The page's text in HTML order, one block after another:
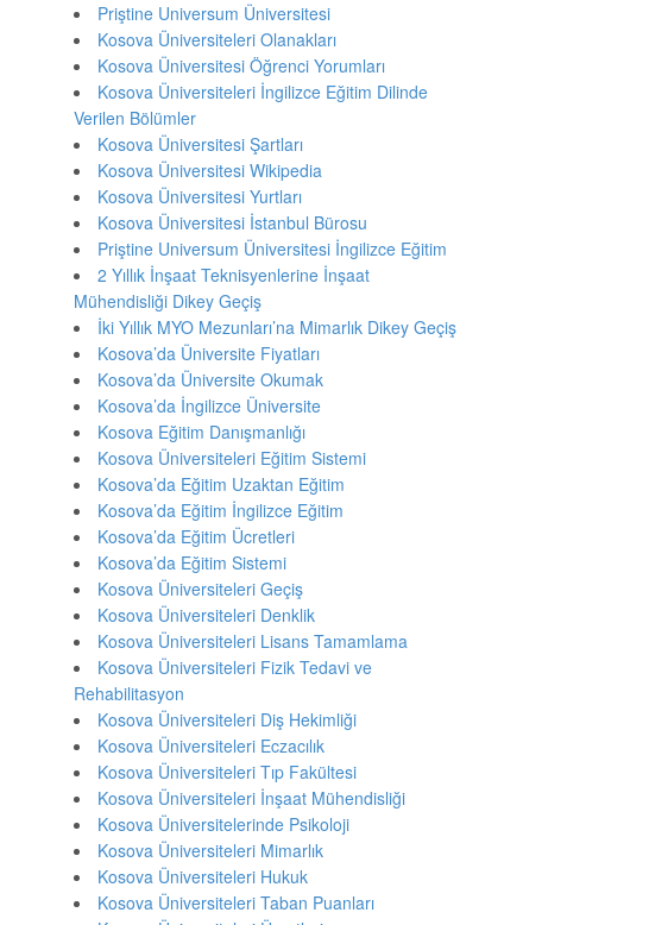
Priştine Universum Üniversitesi
Kosova Üniversiteleri Olanakları
Kosova Üniversitesi Öğrenci Yorumları
Kosova Üniversiteleri İngilizce Eğitim Dilinde
Verilen Bölümler
Kosova Üniversitesi Şartları
Kosova Üniversitesi Wikipedia
Kosova Üniversitesi Yurtları
Kosova Üniversitesi İstanbul Bürosu
Priştine Universum Üniversitesi İngilizce Eğitim
2 Yıllık İnşaat Teknisyenlerine İnşaat
Mühendisliği Dikey Geçiş
İki Yıllık MYO Mezunları’na Mimarlık Dikey Geçiş
Kosova’da Üniversite Fiyatları
Kosova’da Üniversite Okumak
Kosova’da İngilizce Üniversite
Kosova Eğitim Danışmanlığı
Kosova Üniversiteleri Eğitim Sistemi
Kosova’da Eğitim Uzaktan Eğitim
Kosova’da Eğitim İngilizce Eğitim
Kosova’da Eğitim Ücretleri
Kosova’da Eğitim Sistemi
Kosova Üniversiteleri Geçiş
Kosova Üniversiteleri Denklik
Kosova Üniversiteleri Lisans Tamamlama
Kosova Üniversiteleri Fizik Tedavi ve
Rehabilitasyon
Kosova Üniversiteleri Diş Hekimliği
Kosova Üniversiteleri Eczacılık
Kosova Üniversiteleri Tıp Fakültesi
Kosova Üniversiteleri İnşaat Mühendisliği
Kosova Üniversitelerinde Psikoloji
Kosova Üniversiteleri Mimarlık
Kosova Üniversiteleri Hukuk
Kosova Üniversiteleri Taban Puanları